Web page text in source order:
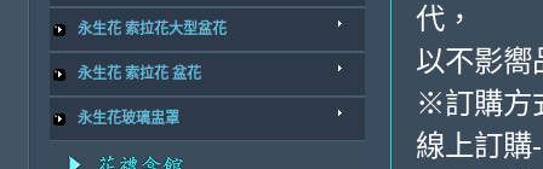
永生花 索拉花大型盆花
永生花 索拉花 盆花
永生花玻璃盅罩
代，
以不影嚮
※訂購方
線上訂購